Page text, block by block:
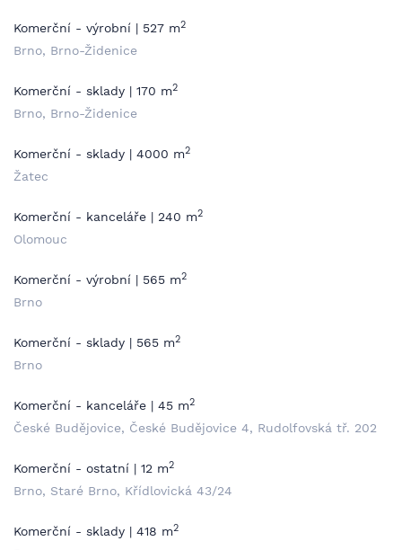
Komerční - výrobní | 527 m2
Brno, Brno-Židenice
Komerční - sklady | 170 m2
Brno, Brno-Židenice
Komerční - sklady | 4000 m2
Žatec
Komerční - kanceláře | 240 m2
Olomouc
Komerční - výrobní | 565 m2
Brno
Komerční - sklady | 565 m2
Brno
Komerční - kanceláře | 45 m2
České Budějovice, České Budějovice 4, Rudolfovská tř. 202
Komerční - ostatní | 12 m2
Brno, Staré Brno, Křídlovická 43/24
Komerční - sklady | 418 m2